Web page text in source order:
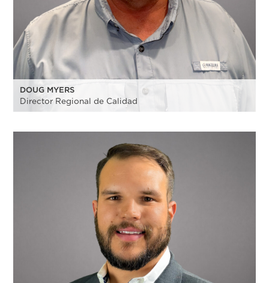
DOUG MYERS
Director Regional de Calidad